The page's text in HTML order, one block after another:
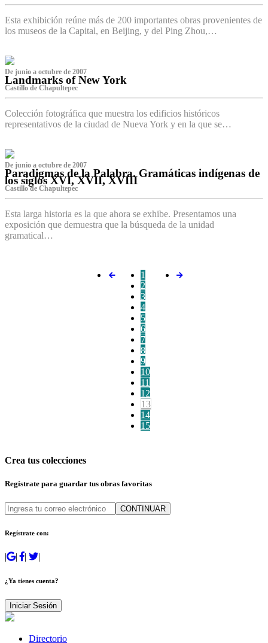
Esta exhibición reúne más de 200 importantes obras provenientes de
los museos de la Capital, en Beijing, y del Ping Zhou,…
De junio a octubre de 2007
Landmarks of New York
Castillo de Chapultepec
Colección fotográfica que muestra los edificios históricos
representativos de la ciudad de Nueva York y en la que se…
De junio a octubre de 2007
Paradigmas de la Palabra. Gramáticas indígenas de
los siglos XVI, XVII, XVIII
Castillo de Chapultepec
Esta larga historia es la que ahora se exhibe. Presentamos una
exposición que demuestra que la búsqueda de la unidad
gramatical…
1
2
3
4
5
6
7
8
9
10
11
12
13
14
15
Crea tus colecciones
Regístrate para guardar tus obras favoritas
CONTINUAR
Regístrate con:
|
¿Ya tienes cuenta?
Iniciar Sesión
Directorio